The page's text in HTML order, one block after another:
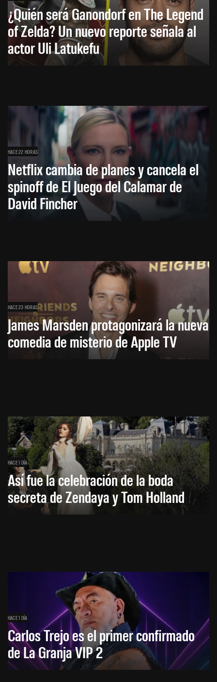
¿Quién será Ganondorf en The Legend
of Zelda? Un nuevo reporte señala al
actor Uli Latukefu
HACE 22 HORAS
Netflix cambia de planes y cancela el
spinoff de El Juego del Calamar de
David Fincher
HACE 23 HORAS
James Marsden protagonizará la nueva
comedia de misterio de Apple TV
HACE 1 DÍA
Así fue la celebración de la boda
secreta de Zendaya y Tom Holland
HACE 1 DÍA
Carlos Trejo es el primer confirmado
de La Granja VIP 2